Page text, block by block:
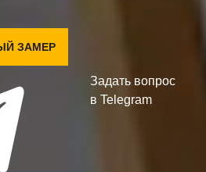
ЗАМЕР
Задать вопрос
в Telegram